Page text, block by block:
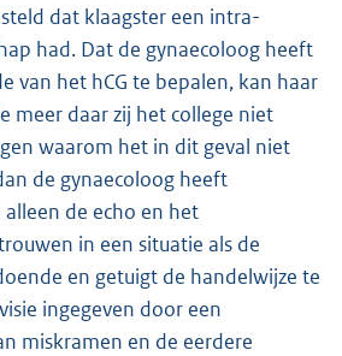
dat klaagster een intra-
had. Dat de gynaecoloog heeft
van het hCG te bepalen, kan haar
meer daar zij het college niet
waarom het in dit geval niet
de gynaecoloog heeft
de echo en het
in een situatie als de
en getuigt de handelwijze te
ingegeven door een
miskramen en de eerdere